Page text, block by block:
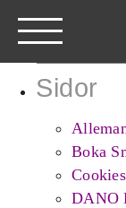
efter:
Sidor
Boka
Cookies
DANO